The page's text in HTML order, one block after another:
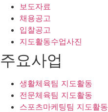
보도자료
채용공고
입찰공고
지도활동수업사진
주요사업
생활체육팀 지도활동
전문체육팀 지도활동
스포츠마케팅팀 지도활동